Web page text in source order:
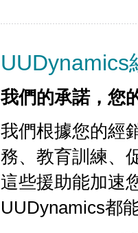
UUDynamics
我們的承諾，您
我們根據您的經
務、教育訓練、
這些援助能加速
UUDynamics都